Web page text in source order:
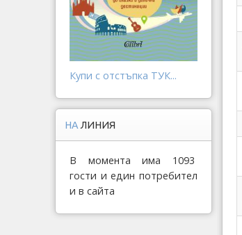
Купи с отстъпка ТУК...
НА ЛИНИЯ
В момента има 1093
гости и един потребител
и в сайта